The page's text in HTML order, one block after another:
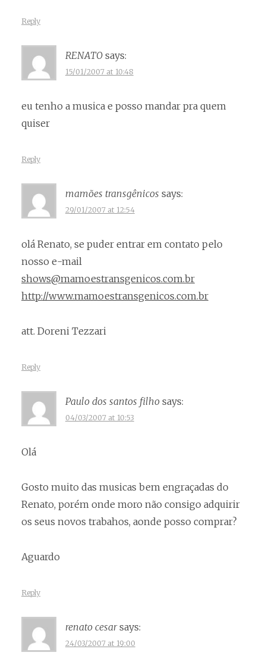
Reply
RENATO says:
15/01/2007 at 10:48
eu tenho a musica e posso mandar pra quem
quiser
Reply
mamões transgênicos says:
29/01/2007 at 12:54
olá Renato, se puder entrar em contato pelo
nosso e-mail
shows@mamoestransgenicos.com.br
http://www.mamoestransgenicos.com.br
att. Doreni Tezzari
Reply
Paulo dos santos filho says:
04/03/2007 at 10:53
Olá
Gosto muito das musicas bem engraçadas do
Renato, porém onde moro não consigo adquirir
os seus novos trabahos, aonde posso comprar?
Aguardo
Reply
renato cesar says:
24/03/2007 at 19:00